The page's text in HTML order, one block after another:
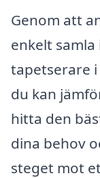
Genom att
enkelt
tapetserare
du kan
hitta den
dina behov
steget mot